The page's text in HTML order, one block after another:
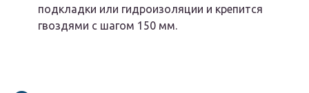
подкладки или гидроизоляции и крепится
гвоздями с шагом 150 мм.